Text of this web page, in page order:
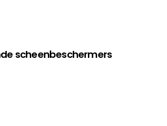
scheenbeschermers